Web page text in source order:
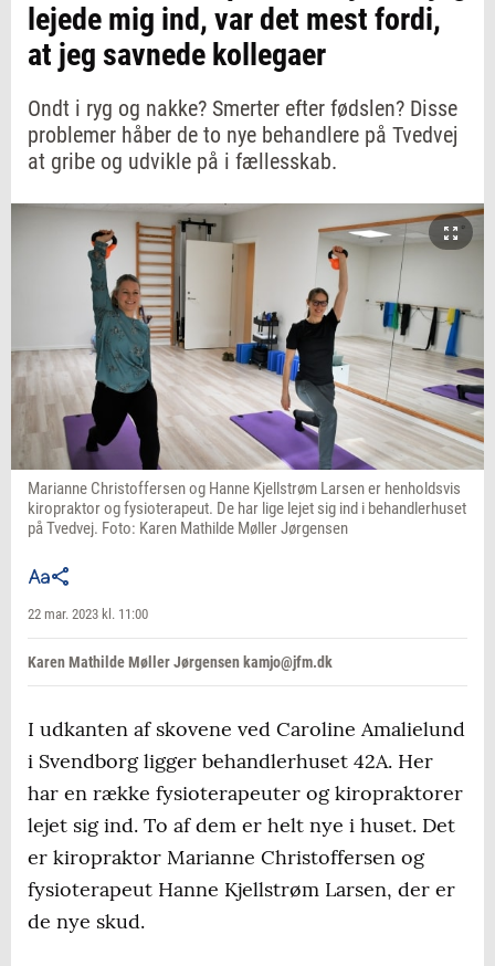
lejede mig ind, var det mest fordi,
at jeg savnede kollegaer
Ondt i ryg og nakke? Smerter efter fødslen? Disse
problemer håber de to nye behandlere på Tvedvej
at gribe og udvikle på i fællesskab.
Marianne Christoffersen og Hanne Kjellstrøm Larsen er henholdsvis
kiropraktor og fysioterapeut. De har lige lejet sig ind i behandlerhuset
på Tvedvej. Foto: Karen Mathilde Møller Jørgensen
22 mar. 2023 kl. 11:00
Karen Mathilde Møller Jørgensen kamjo@jfm.dk
I udkanten af skovene ved Caroline Amalielund
i Svendborg ligger behandlerhuset 42A. Her
har en række fysioterapeuter og kiropraktorer
lejet sig ind. To af dem er helt nye i huset. Det
er kiropraktor Marianne Christoffersen og
fysioterapeut Hanne Kjellstrøm Larsen, der er
de nye skud.